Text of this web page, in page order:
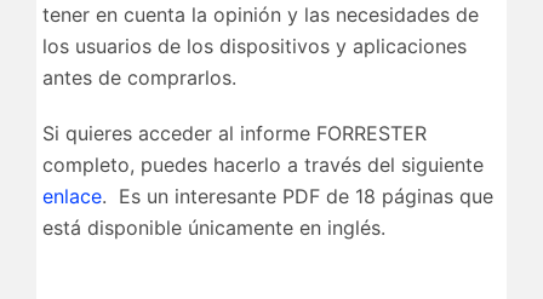
tener en cuenta la opinión y las necesidades de
los usuarios de los dispositivos y aplicaciones
antes de comprarlos.
Si quieres acceder al informe FORRESTER
completo, puedes hacerlo a través del siguiente
enlace. Es un interesante PDF de 18 páginas que
está disponible únicamente en inglés.